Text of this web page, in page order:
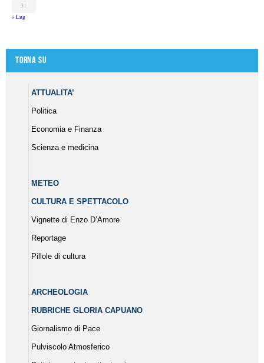
31
« Lug
Torna su
ATTUALITA’
Politica
Economia e Finanza
Scienza e medicina
METEO
CULTURA E SPETTACOLO
Vignette di Enzo D’Amore
Reportage
Pillole di cultura
ARCHEOLOGIA
RUBRICHE GLORIA CAPUANO
Giornalismo di Pace
Pulviscolo Atmosferico